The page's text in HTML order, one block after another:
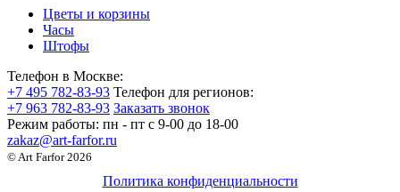
Цветы и корзины
Часы
Штофы
Телефон в Москве:
+7 495 782-83-93 Телефон для регионов:
+7 963 782-83-93 Заказать звонок
Режим работы: пн - пт c 9-00 до 18-00
zakaz@art-farfor.ru
© Art Farfor 2026
Политика конфиденциальности